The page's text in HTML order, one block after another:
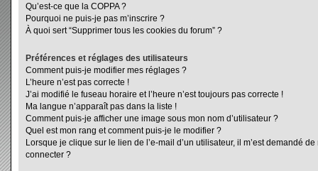
Qu’est-ce que la COPPA ?
Pourquoi ne puis-je pas m’inscrire ?
À quoi sert “Supprimer tous les cookies du forum” ?
Préférences et réglages des utilisateurs
Comment puis-je modifier mes réglages ?
L’heure n’est pas correcte !
J’ai modifié le fuseau horaire et l’heure n’est toujours pas correcte !
Ma langue n’apparaît pas dans la liste !
Comment puis-je afficher une image sous mon nom d’utilisateur ?
Quel est mon rang et comment puis-je le modifier ?
Lorsque je clique sur le lien de l’e-mail d’un utilisateur, il m’est demandé de
connecter ?